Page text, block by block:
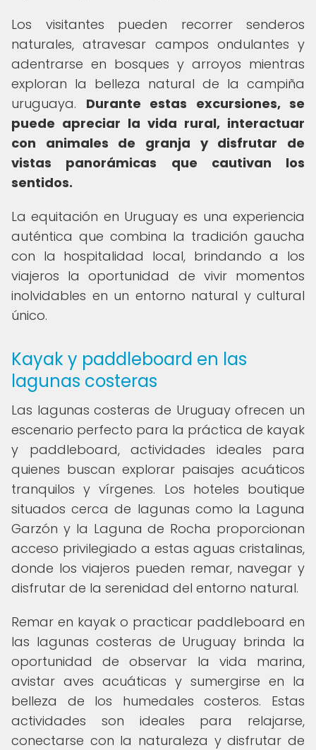
Los visitantes pueden recorrer senderos
naturales, atravesar campos ondulantes y
adentrarse en bosques y arroyos mientras
exploran la belleza natural de la campiña
uruguaya. Durante estas excursiones, se
puede apreciar la vida rural, interactuar
con animales de granja y disfrutar de
vistas panorámicas que cautivan los
sentidos.
La equitación en Uruguay es una experiencia
auténtica que combina la tradición gaucha
con la hospitalidad local, brindando a los
viajeros la oportunidad de vivir momentos
inolvidables en un entorno natural y cultural
único.
Kayak y paddleboard en las
lagunas costeras
Las lagunas costeras de Uruguay ofrecen un
escenario perfecto para la práctica de kayak
y paddleboard, actividades ideales para
quienes buscan explorar paisajes acuáticos
tranquilos y vírgenes. Los hoteles boutique
situados cerca de lagunas como la Laguna
Garzón y la Laguna de Rocha proporcionan
acceso privilegiado a estas aguas cristalinas,
donde los viajeros pueden remar, navegar y
disfrutar de la serenidad del entorno natural.
Remar en kayak o practicar paddleboard en
las lagunas costeras de Uruguay brinda la
oportunidad de observar la vida marina,
avistar aves acuáticas y sumergirse en la
belleza de los humedales costeros. Estas
actividades son ideales para relajarse,
conectarse con la naturaleza y disfrutar de